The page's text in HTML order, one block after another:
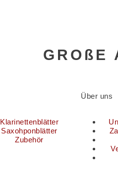
GROßE
Klarinettenblätter
Saxohponblätter
Zubehör
Über uns